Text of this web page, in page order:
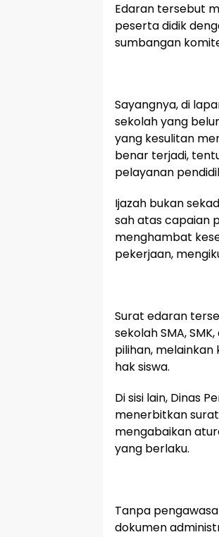
Edaran tersebut
peserta didik
sumbangan
Sayangnya, di
sekolah yang
yang kesulitan
benar terjadi,
pelayanan
Ijazah bukan
sah atas capaian
menghambat
pekerjaan,
Surat edaran
sekolah SMA,
pilihan,
hak siswa.
Di sisi lain, Dinas
menerbitkan
mengabaikan
yang berlaku.
Tanpa
dokumen